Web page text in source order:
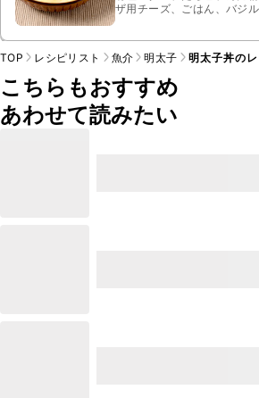
ザ用チーズ、ごはん、バジ
TOP レシピリスト 魚介 明太子 明太子丼の
こちらもおすすめ
あわせて読みたい